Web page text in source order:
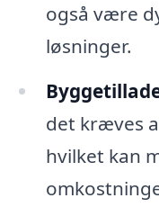
også være
løsninger.
det kræves
hvilket kan